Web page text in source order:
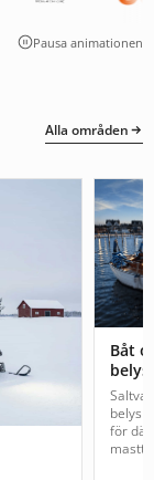
Pausa animationen
Alla områden
Båt
för